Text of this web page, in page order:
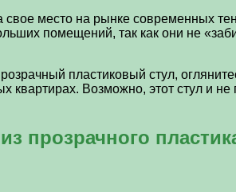
место на рынке современных
помещений, так как они не
пластиковый стул,
Возможно, этот стул и
прозрачного